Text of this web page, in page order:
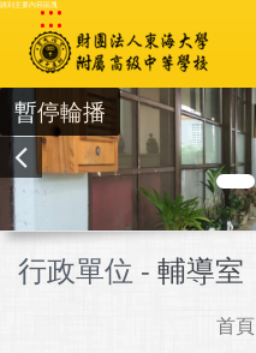
跳到主要內容區塊
:::
暫停輪播
行政單位 - 輔導室
首頁